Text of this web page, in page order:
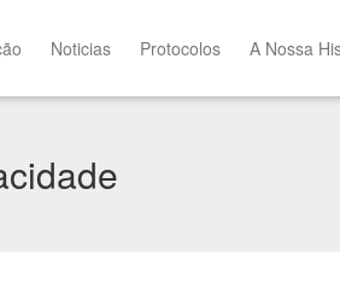
Noticias Protocolos A Nossa